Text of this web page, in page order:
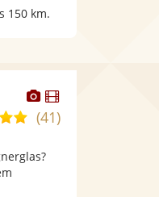
150 km.
Dieser
Künstler
stellt
bereit.
Dieser
Künstler
5,0
5
(41)